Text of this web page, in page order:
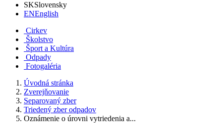
SKSlovensky
ENEnglish
Cirkev
Školstvo
Šport a Kultúra
Odpady
Fotogaléria
Úvodná stránka
Zverejňovanie
Separovaný zber
Triedený zber odpadov
Oznámenie o úrovni vytriedenia a...